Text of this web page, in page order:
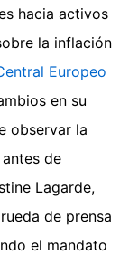
hacia activos
la inflación
Europeo
en su
observar la
de
Lagarde,
de prensa
el mandato